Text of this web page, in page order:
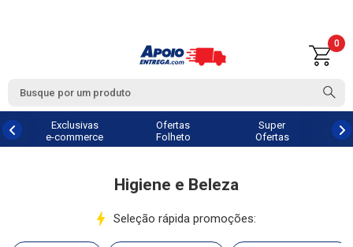
0
Exclusivas
e-commerce
Ofertas
Folheto
Super
Ofertas
Higiene e Beleza
Seleção rápida promoções: